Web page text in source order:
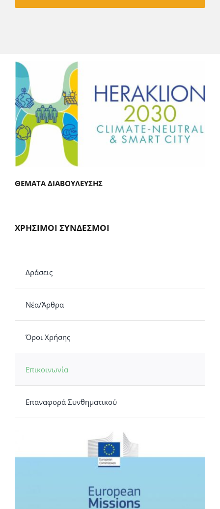
ΘΕΜΑΤΑ ΔΙΑΒΟΥΛΕΥΣΗΣ
ΧΡΗΣΙΜΟΙ ΣΥΝΔΕΣΜΟΙ
Δράσεις
Νέα/Άρθρα
Όροι Χρήσης
Επικοινωνία
Επαναφορά Συνθηματικού